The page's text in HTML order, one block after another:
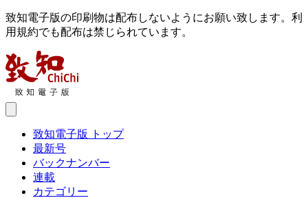
致知電子版の印刷物は配布しないようにお願い致します。利
用規約でも配布は禁じられています。
致知電子版 トップ
最新号
バックナンバー
連載
カテゴリー